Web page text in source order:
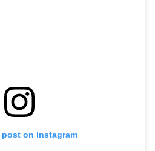
on Instagram